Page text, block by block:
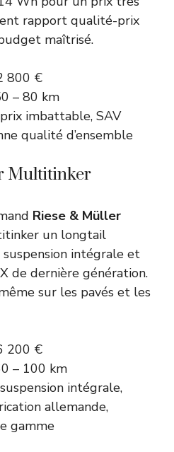
rapport qualité-prix
maîtrisé.
800 €
– 80 km
prix imbattable, SAV
qualité d’ensemble
Multitinker
Riese & Müller
un longtail
suspension intégrale et
de dernière génération.
sur les pavés et les
200 €
– 100 km
suspension intégrale,
allemande,
gamme